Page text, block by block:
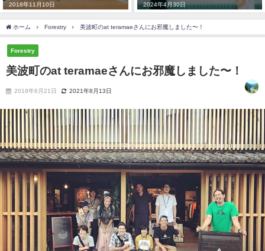
2018年11月10日 2024年4月30日
ホーム Forestry 美波町のat teramaeさんにお邪魔しました〜！
Forestry
美波町のat teramaeさんにお邪魔しました〜！
2018年6月21日 2021年8月13日